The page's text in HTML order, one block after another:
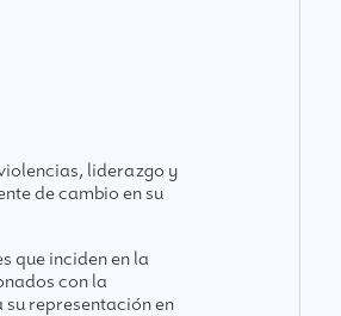
liderazgo y
de cambio en su
que inciden en la
con la
representación en